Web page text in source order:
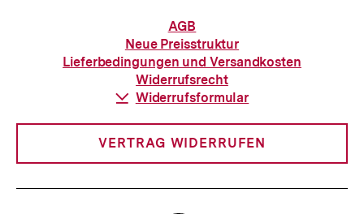
Informationen
zur
Bestellung
AGB
Neue Preisstruktur
Lieferbedingungen und Versandkosten
Widerrufsrecht
Download-
Widerrufsformular
VERTRAG WIDERRUFEN